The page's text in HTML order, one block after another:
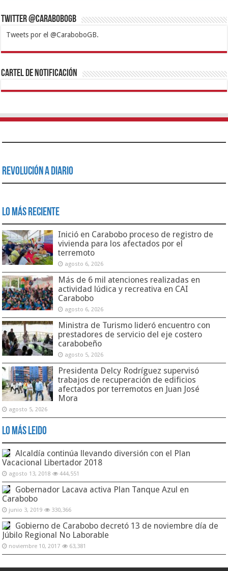
Twitter @CaraboboGB
Tweets por el @CaraboboGB.
1xbetBetturkeyBetistKralbetSupertotobetTipobetMatadorbetMariobet
https://mvbcasino.com/
Cartel de Notificación
Revolución a Diario
Lo Más Reciente
Inició en Carabobo proceso de registro de
vivienda para los afectados por el
terremoto
agosto 6, 2026
Más de 6 mil atenciones realizadas en
actividad lúdica y recreativa en CAI
Carabobo
agosto 6, 2026
Ministra de Turismo lideró encuentro con
prestadores de servicio del eje costero
carabobeño
agosto 5, 2026
Presidenta Delcy Rodríguez supervisó
trabajos de recuperación de edificios
afectados por terremotos en Juan José
Mora
agosto 5, 2026
Lo Más Leido
Alcaldía continúa llevando diversión con el Plan
Vacacional Libertador 2018
agosto 13, 2018 444,551
Gobernador Lacava activa Plan Tanque Azul en
Carabobo
junio 3, 2019 330,366
Gobierno de Carabobo decretó 13 de noviembre día de
Júbilo Regional No Laborable
noviembre 10, 2017 63,381